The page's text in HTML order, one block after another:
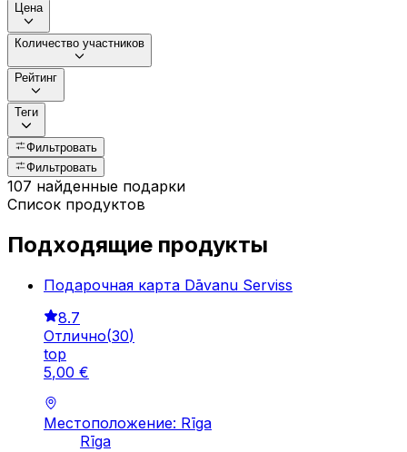
Цена
Количество участников
Рейтинг
Теги
Фильтровать
Фильтровать
107 найденные подарки
Список продуктов
Подходящие продукты
Подарочная карта Dāvanu Serviss
8.7
Отлично(30)
top
5,00 €
Местоположение: Rīga
Rīga